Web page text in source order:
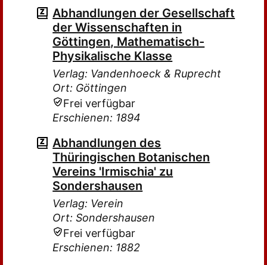
Abhandlungen der Gesellschaft
der Wissenschaften in
Göttingen, Mathematisch-
Physikalische Klasse
Verlag: Vandenhoeck & Ruprecht
Ort: Göttingen
Frei verfügbar
Erschienen: 1894
Abhandlungen des
Thüringischen Botanischen
Vereins 'Irmischia' zu
Sondershausen
Verlag: Verein
Ort: Sondershausen
Frei verfügbar
Erschienen: 1882